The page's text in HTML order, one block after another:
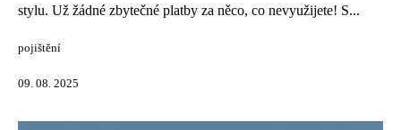
stylu. Už žádné zbytečné platby za něco, co nevyužijete! S...
pojištění
09. 08. 2025